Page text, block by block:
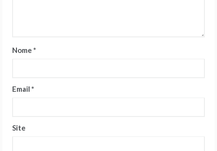
Nome *
Email *
Site